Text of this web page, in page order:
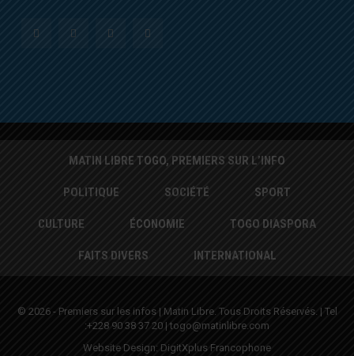
MATIN LIBRE TOGO, PREMIERS SUR L’INFO
POLITIQUE SOCIÉTÉ SPORT
CULTURE ÉCONOMIE TOGO DIASPORA
FAITS DIVERS INTERNATIONAL
© 2026 - Premiers sur les infos | Matin Libre. Tous Droits Réservés. | Tel
:+228 90 38 37 20 | togo@matinlibre.com
Website Design: DigitXplus Francophone